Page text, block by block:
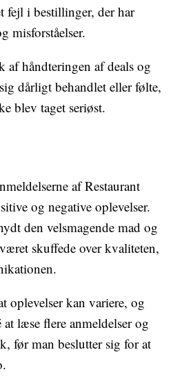
fejl i bestillinger, der har
misforståelser.
håndteringen af deals og
dårligt behandlet eller følte,
blev taget seriøst.
af Restaurant
og negative oplevelser.
den velsmagende mad og
skuffede over kvaliteten,
oplevelser kan variere, og
læse flere anmeldelser og
før man beslutter sig for at